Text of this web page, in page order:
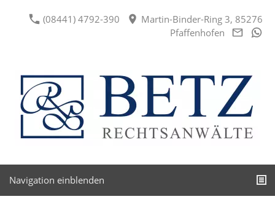
(08441) 4792-390
Martin-Binder-Ring 3, 85276
Pfaffenhofen
Navigation einblenden